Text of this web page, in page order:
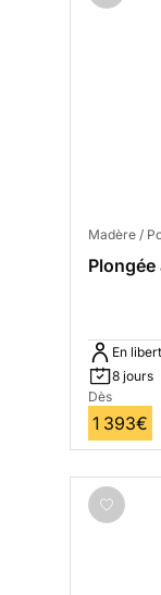
Madère /
En
8 jours
Dès
1 393€